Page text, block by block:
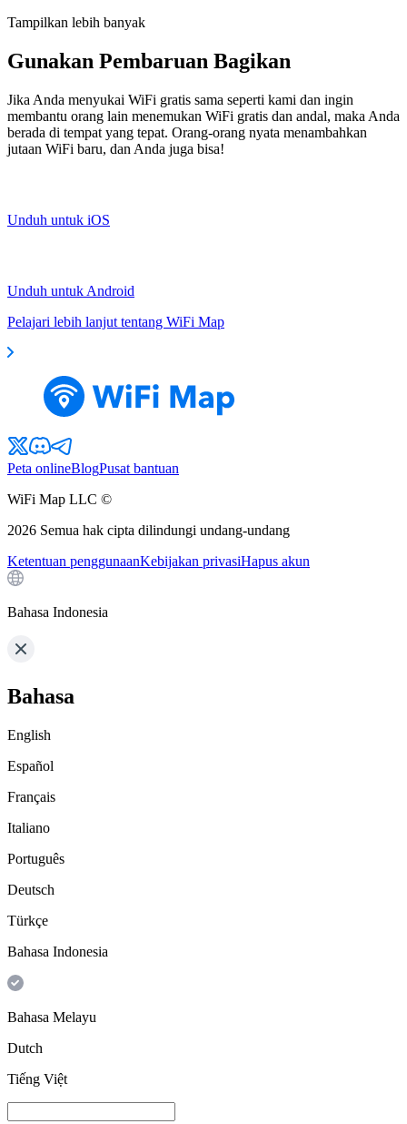
Tampilkan lebih banyak
Gunakan Pembaruan Bagikan
Jika Anda menyukai WiFi gratis sama seperti kami dan ingin
membantu orang lain menemukan WiFi gratis dan andal, maka Anda
berada di tempat yang tepat. Orang-orang nyata menambahkan
jutaan WiFi baru, dan Anda juga bisa!
Unduh untuk iOS
Unduh untuk Android
Pelajari lebih lanjut tentang WiFi Map
Peta onlineBlogPusat bantuan
WiFi Map LLC ©
2026 Semua hak cipta dilindungi undang-undang
Ketentuan penggunaanKebijakan privasiHapus akun
Bahasa Indonesia
Bahasa
English
Español
Français
Italiano
Português
Deutsch
Türkçe
Bahasa Indonesia
Bahasa Melayu
Dutch
Tiếng Việt